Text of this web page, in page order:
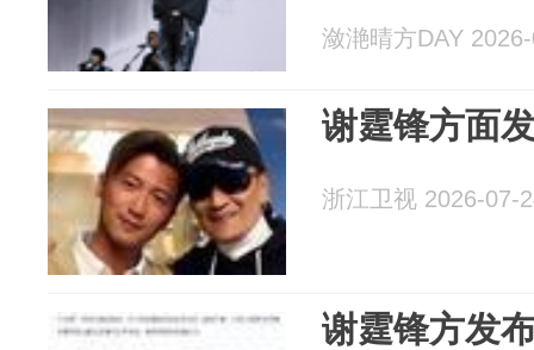
潋滟晴方DAY
谢霆锋方面
浙江卫视 2026-07-
谢霆锋方发